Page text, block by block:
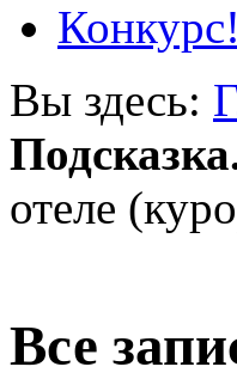
Конкурс!
Вы здесь:
отеле
Все